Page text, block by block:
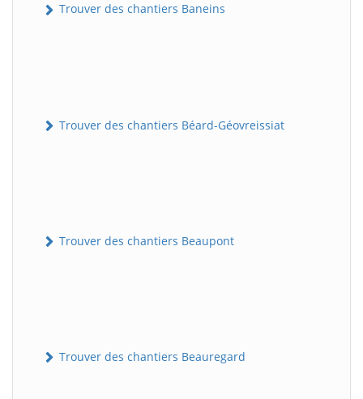
Trouver des chantiers Baneins
Trouver des chantiers Béard-Géovreissiat
Trouver des chantiers Beaupont
Trouver des chantiers Beauregard